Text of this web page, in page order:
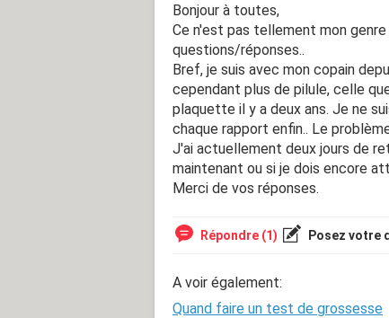
Bonjour à toutes,
Ce n'est pas tellement mon
questions/réponses..
Bref, je suis avec mon copain
cependant plus de pilule, celle
plaquette il y a deux ans. Je ne
chaque rapport enfin.. Le
J'ai actuellement deux jours de
maintenant ou si je dois encore
Merci de vos réponses.
Répondre (1) Posez votre
A voir également:
Quand faire un test de grossesse